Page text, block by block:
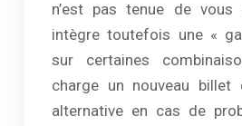
n’est pas tenue de vous
intègre toutefois une «
sur certaines
charge un nouveau billet
alternative en cas de